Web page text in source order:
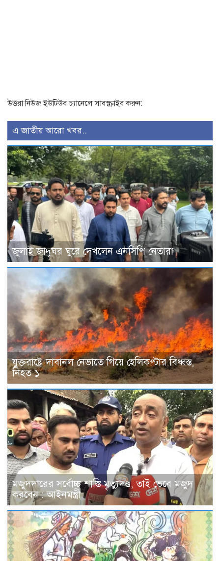
উত্তরা নিউজ ইউটিউব চ্যানেলে সাবস্ক্রাইব করুন:
এ জাতীয় আরো খবর..
জুলাই জাদুঘর ঘুরে দেখলেন এনসিপি নেতারা
যুক্তরাষ্ট্রে দাবানল নেভাতে গিয়ে হেলিকপ্টার বিধ্বস্ত,
নিহত ১
মজুদদারের সর্বোচ্চ শাস্তি মৃত্যুদণ্ড, তাই ভেবে মজুদ
করবেন : আইনমন্ত্রী